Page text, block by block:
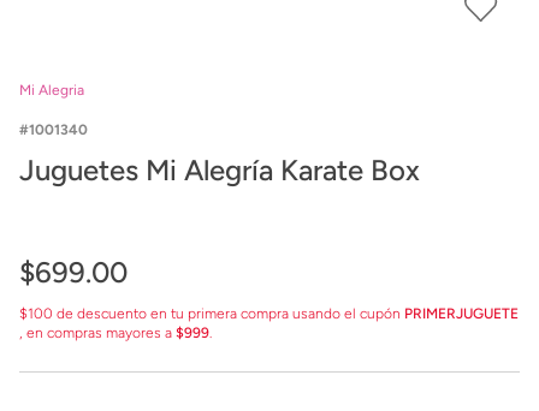
Mi Alegria
1001340
Juguetes Mi Alegría Karate Box
$699.00
$100 de descuento en tu primera compra usando el cupón PRIMERJUGUETE
, en compras mayores a $999.